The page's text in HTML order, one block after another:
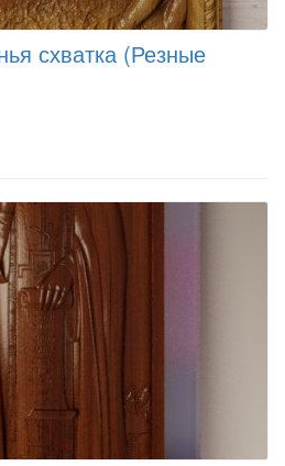
схватка (Резные